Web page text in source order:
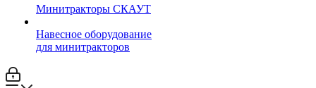
Минитракторы СКАУТ
Навесное оборудование
для минитракторов